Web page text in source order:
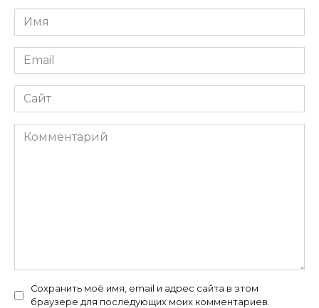
Имя
*
Email
*
Сайт
Комментарий
Сохранить моё имя, email и адрес сайта в этом
браузере для последующих моих комментариев.